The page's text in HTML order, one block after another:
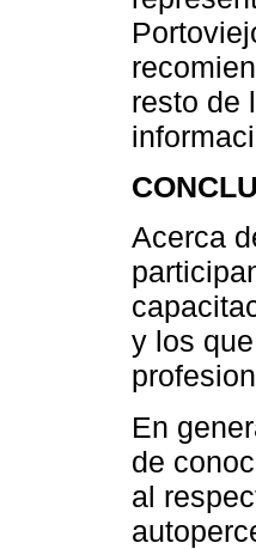
resto de
Acerca
y los
En
de
al